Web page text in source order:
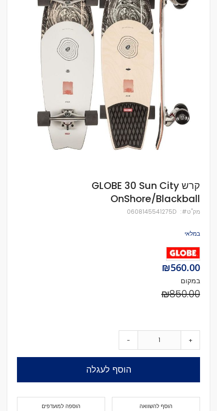
לדלג
להתחלה
של
תמונות
קרש GLOBE 30 Sun City
OnShore/Blackball
מק''ט 0608145541275D
במלאי
Special
Price
₪560.00
במקום
₪850.00
- +
הוסף לעגלה
הוספה למועדפים הוסף להשוואה